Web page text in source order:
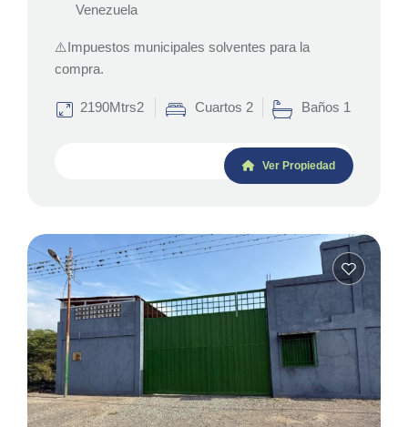
Venezuela
⚠️Impuestos municipales solventes para la
compra.
2190Mtrs2 Cuartos 2 Baños 1
Ver Propiedad